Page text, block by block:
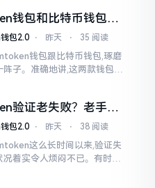
不尽相同
钱包和比特币钱包，
？老玩家来聊聊
包2.0 ⋅ 昨天 ⋅ 35 阅读
钱包跟比特币钱包,琢磨
阵子。准确地讲,这两款钱包我
验证老失败？老手教
搞定
包2.0 ⋅ 昨天 ⋅ 38 阅读
这么长时间以来,验证失
况着实令人烦闷不已。有时急